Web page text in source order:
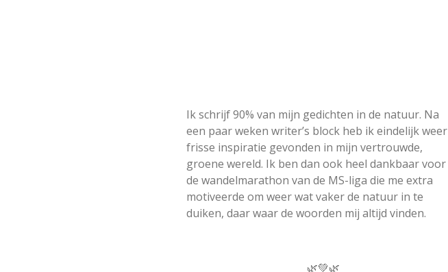
Ik schrijf 90% van mijn gedichten in de natuur. Na
een paar weken writer’s block heb ik eindelijk weer
frisse inspiratie gevonden in mijn vertrouwde,
groene wereld. Ik ben dan ook heel dankbaar voor
de wandelmarathon van de MS-liga die me extra
motiveerde om weer wat vaker de natuur in te
duiken, daar waar de woorden mij altijd vinden.
🌿💚🌿